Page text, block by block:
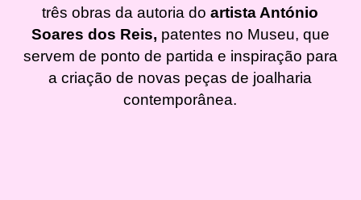
três obras da autoria doartista António
Soares dos Reis, patentes no Museu, que
servem de ponto de partida e inspiração para
a criação de novas peças de joalharia
contemporânea.